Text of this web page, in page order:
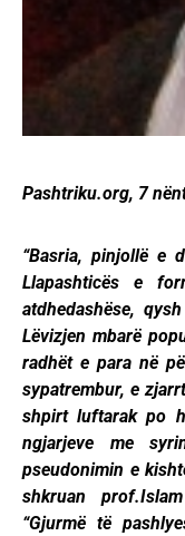
Pashtriku.org, 7
“Basria, pinjollë e
Llapashticës e
atdhedashëse,
Lëvizjen mbarë
radhët e para në
sypatrembur, e
shpirt luftarak po
ngjarjeve me
pseudonimin e
shkruan
“Gjurmë të